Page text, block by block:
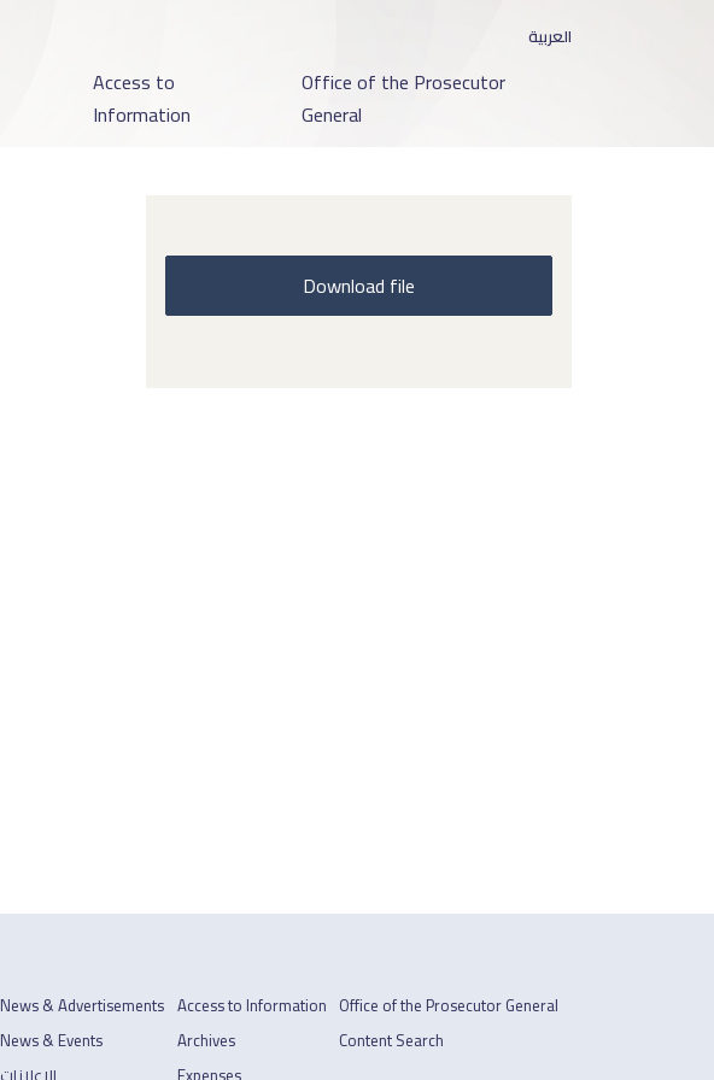
العربية
Access to
Information
Office of the Prosecutor
General
Download file
News & Advertisements
News & Events
Access to Information
Archives
Office of the Prosecutor General
Content Search